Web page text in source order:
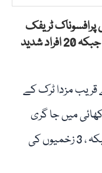
پرافسوناک ٹریفک
حادثہ میں 5 افراد جان کی بازی ہارگئے جبکہ 20 افراد شدید
مزدا ٹرک کے
میں جا گری
جسکے نتیجے میں 5 افراد جاں بحق جبکہ ، 3 زخمیوں کی